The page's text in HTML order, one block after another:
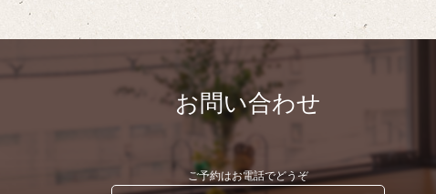
お問い合わせ
ご予約はお電話でどうぞ